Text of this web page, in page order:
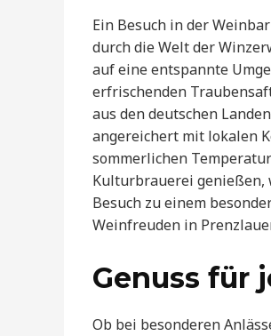
Ein Besuch in der
durch die Welt der
auf eine entspannte
erfrischenden
aus den deutschen
angereichert mit lokalen
sommerlichen
Kulturbrauerei genießen,
Besuch zu einem
Weinfreuden in
Genuss für
Ob bei besonderen